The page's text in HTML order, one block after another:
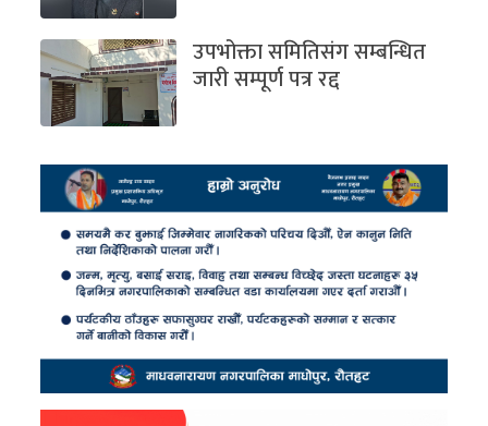
उपभोक्ता समितिसंग सम्बन्धित
जारी सम्पूर्ण पत्र रद्द